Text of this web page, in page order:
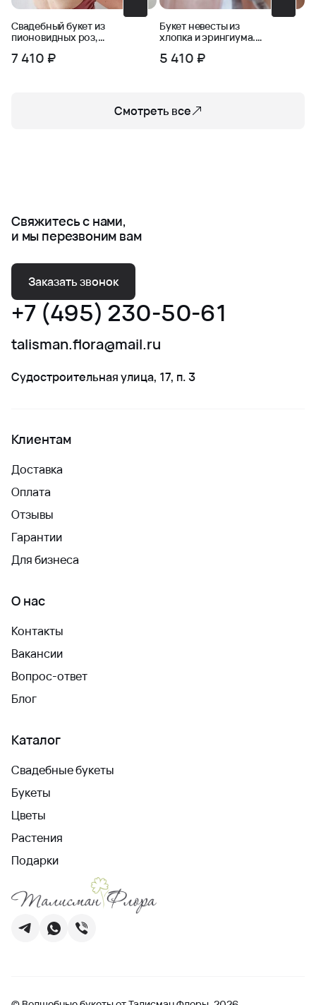
Свадебный букет из
пионовидных роз,
7 410 ₽
Букет невесты из
хлопка и эрингиума.
5 410 ₽
Смотреть все
Свяжитесь с нами,
и мы перезвоним вам
Заказать звонок
+7 (495) 230-50-61
talisman.flora@mail.ru
Судостроительная улица, 17, п. 3
Клиентам
Доставка
Оплата
Отзывы
Гарантии
Для бизнеса
О нас
Контакты
Вакансии
Вопрос-ответ
Блог
Каталог
Свадебные букеты
Букеты
Цветы
Растения
Подарки